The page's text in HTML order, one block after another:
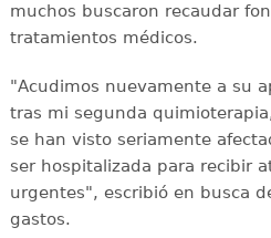
muchos buscaron recaudar
tratamientos médicos.
"Acudimos nuevamente a su
tras mi segunda
se han visto seriamente
ser hospitalizada para recibir
urgentes", escribió en busca
gastos.